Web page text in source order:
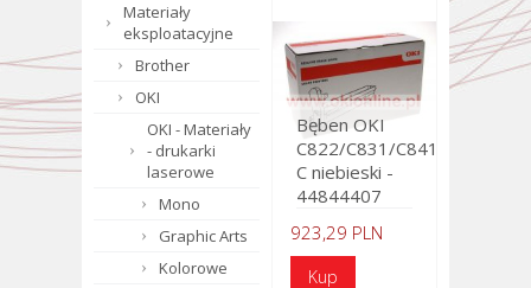
Materiały
eksploatacyjne
Brother
OKI
OKI - Materiały
- drukarki
laserowe
Mono
Graphic Arts
Kolorowe
Bęben OKI
C822/C831/C841
C niebieski -
44844407
923,29 PLN